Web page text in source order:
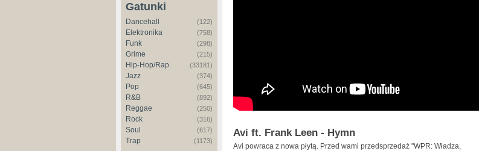
Gatunki
Dancehall (122)
Elektronika (758)
Funk (298)
Grime (215)
Hip-Hop/Rap (33181)
Jazz (374)
Pop (645)
R&B (892)
Reggae (250)
Rock (316)
Soul (617)
Trap (1173)
Avi ft. Frank Leen - Hymn
Avi powraca z nowa płytą. Przed wami przedsprzedaż "WPR: Władza,